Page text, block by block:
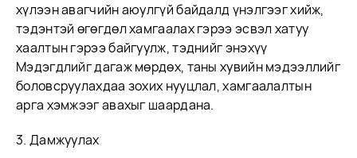
хүлээн авагчийн аюулгүй байдалд үнэлгээг хийж,
тэдэнтэй өгөгдөл хамгаалах гэрээ эсвэл хатуу
хаалтын гэрээ байгуулж, тэднийг энэхүү
Мэдэгдлийг дагаж мөрдөх, таны хувийн мэдээллийг
боловсруулахдаа зохих нууцлал, хамгаалалтын
арга хэмжээг авахыг шаардана.
3. Дамжуулах